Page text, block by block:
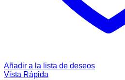
Añadir a la lista de deseos
Vista Rápida